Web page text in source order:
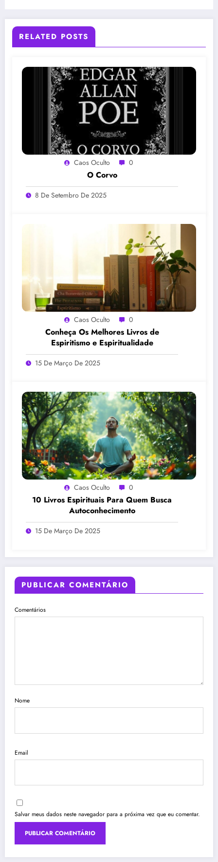
RELATED POSTS
Caos Oculto 0
O Corvo
8 De Setembro De 2025
Caos Oculto 0
Conheça Os Melhores Livros de
Espiritismo e Espiritualidade
15 De Março De 2025
Caos Oculto 0
10 Livros Espirituais Para Quem Busca
Autoconhecimento
15 De Março De 2025
PUBLICAR COMENTÁRIO
Comentários
Nome
Email
Salvar meus dados neste navegador para a próxima vez que eu comentar.